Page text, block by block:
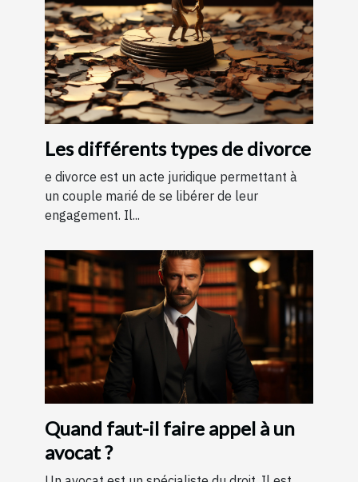
Les différents types de divorce
e divorce est un acte juridique permettant à
un couple marié de se libérer de leur
engagement. Il...
Quand faut-il faire appel à un
avocat ?